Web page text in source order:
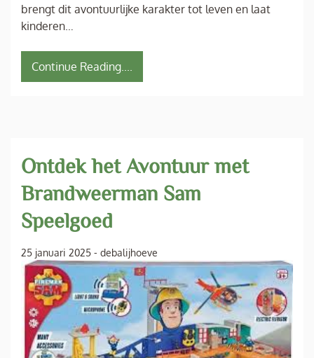
brengt dit avontuurlijke karakter tot leven en laat
kinderen…
Continue Reading....
Ontdek het Avontuur met
Brandweerman Sam
Speelgoed
25 januari 2025 - debalijhoeve